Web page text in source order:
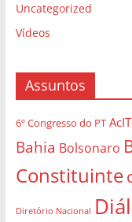
Uncategorized
Vídeos
Assuntos
6º Congresso do PT AcIT
Bahia Bolsonaro
Constituinte
Diretório Nacional